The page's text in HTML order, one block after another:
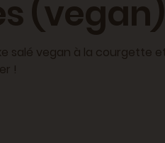
(vegan)
salé vegan à la courgette
!